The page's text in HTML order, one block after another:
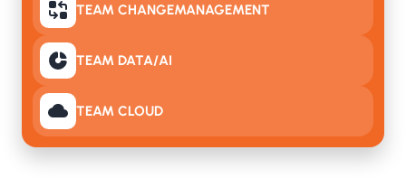
TEAM CHANGEMANAGEMENT
TEAM DATA/AI
TEAM CLOUD